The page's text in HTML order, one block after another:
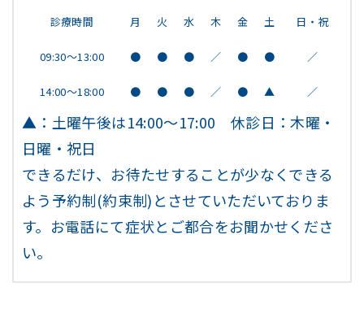
診療時間 月 火 水 木 金 土 日・祝
09:30～13:00 ● ● ● ／ ● ● ／
14:00～18:00 ● ● ● ／ ● ▲ ／
▲：土曜午後は14:00～17:00 休診日：木曜・
日曜・祝日
できるだけ、お待たせすることが少なくできる
よう予約制(約束制)とさせていただいておりま
す。お電話にて症状とご都合をお聞かせくださ
い。